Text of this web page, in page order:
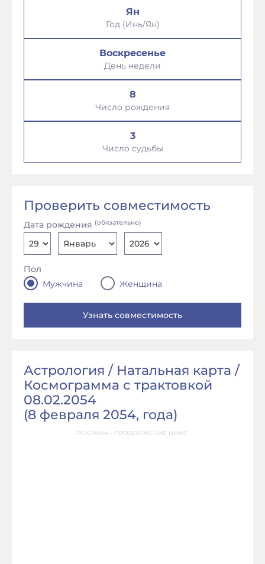
Ян
Год (Инь/Ян)
Воскресенье
День недели
8
Число рождения
3
Число судьбы
Проверить совместимость
Дата рождения (обязательно)
Пол
Мужчина
Женщина
Астрология / Натальная карта /
Космограмма с трактовкой
08.02.2054
(8 февраля 2054, года)
РЕКЛАМА - ПРОДОЛЖЕНИЕ НИЖЕ